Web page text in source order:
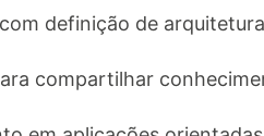
definição de
compartilhar